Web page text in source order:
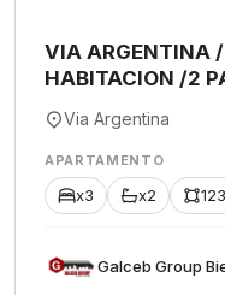
VIA ARGENTINA
HABITACION /2
Via Argentina
APARTAMENTO
x3 x2